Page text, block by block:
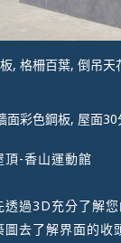
, 格柵百葉, 倒吊天
面彩色鋼板, 屋面
頂-香山運動館
透過3D充分了解
圖去了解界面的收